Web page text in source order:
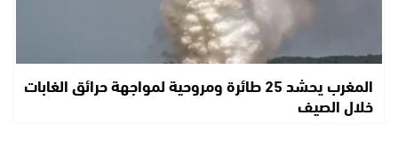
المغرب يحشد 25 طائرة ومروحية لمواجهة حرائق الغابات
خلال الصيف